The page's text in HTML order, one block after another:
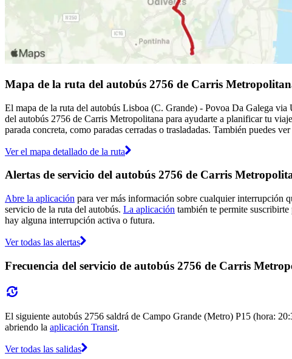
Mapa de la ruta del autobús 2756 de Carris
El mapa de la ruta del autobús Lisboa (C. Grande) - Povoa Da Galega
del autobús 2756 de Carris Metropolitana para ayudarte a planificar tu
parada concreta, como paradas cerradas o trasladadas. También puedes
Ver el mapa detallado de la ruta
Alertas de servicio del autobús 2756 de Carris
Abre la aplicación para ver más información sobre cualquier interrupción
servicio de la ruta del autobús. La aplicación también te permite
hay alguna interrupción activa o futura.
Ver todas las alertas
Frecuencia del servicio de autobús 2756 de Carris
El siguiente autobús 2756 saldrá de Campo Grande (Metro) P15 (hora:
abriendo la aplicación Transit.
Ver todas las salidas